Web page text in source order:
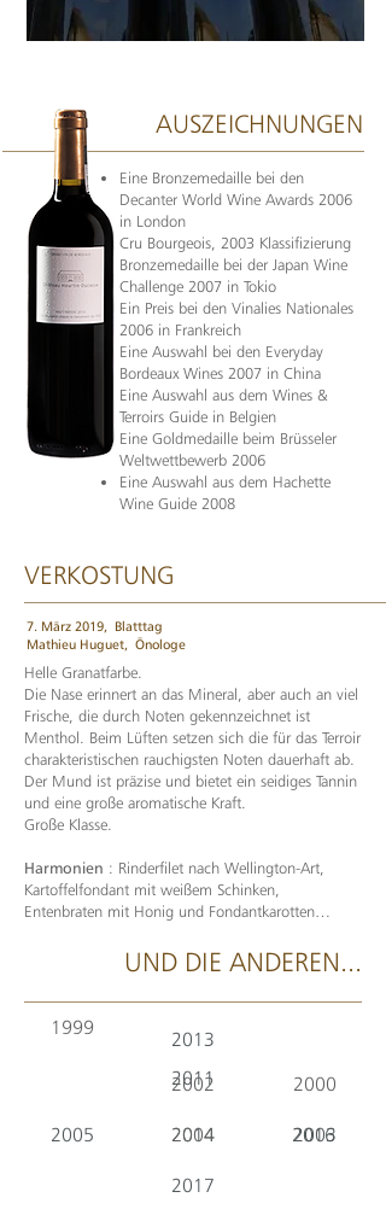
AUSZEICHNUNGEN
Eine Bronzemedaille bei den
Decanter World Wine Awards 2006
in London
Cru Bourgeois, 2003 Klassifizierung
Bronzemedaille bei der Japan Wine
Challenge 2007 in Tokio
Ein Preis bei den Vinalies Nationales
2006 in Frankreich
Eine Auswahl bei den Everyday
Bordeaux Wines 2007 in China
Eine Auswahl aus dem Wines &
Terroirs Guide in Belgien
Eine Goldmedaille beim Brüsseler
Weltwettbewerb 2006
Eine Auswahl aus dem Hachette
Wine Guide 2008
VERKOSTUNG
7. März 2019, Blatttag
Mathieu Huguet, Önologe
Helle Granatfarbe.
Die Nase erinnert an das Mineral, aber auch an viel
Frische, die durch Noten gekennzeichnet ist
Menthol. Beim Lüften setzen sich die für das Terroir
charakteristischen rauchigsten Noten dauerhaft ab.
Der Mund ist präzise und bietet ein seidiges Tannin
und eine große aromatische Kraft.
Große Klasse.
Harmonien : Rinderfilet nach Wellington-Art,
Kartoffelfondant mit weißem Schinken,
Entenbraten mit Honig und Fondantkarotten…
UND DIE ANDEREN...
1999
2011 2000
2013
2002
2014 2003
2004 2016
2005
2017